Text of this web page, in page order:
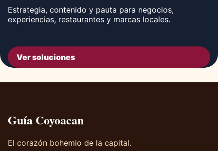
Estrategia, contenido y pauta para negocios,
experiencias, restaurantes y marcas locales.
Ver soluciones
Guía Coyoacan
El corazón bohemio de la capital.